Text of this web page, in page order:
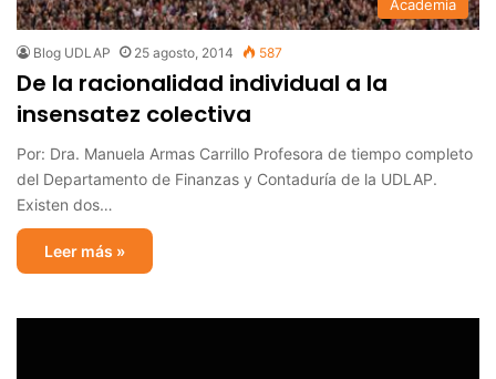
Academia
Blog UDLAP 25 agosto, 2014 587
De la racionalidad individual a la
insensatez colectiva
Por: Dra. Manuela Armas Carrillo Profesora de tiempo completo
del Departamento de Finanzas y Contaduría de la UDLAP.
Existen dos…
Leer más »